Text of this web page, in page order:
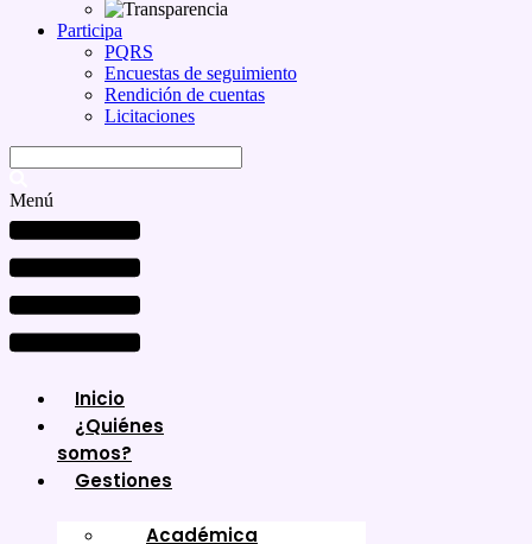
Participa
PQRS
Encuestas de seguimiento
Rendición de cuentas
Licitaciones
Menú
Inicio
¿Quiénes
somos?
Gestiones
Académica